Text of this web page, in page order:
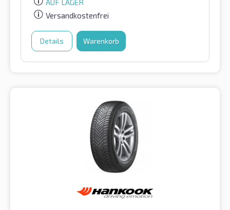
AUF LAGER
Versandkostenfrei
Details Warenkorb